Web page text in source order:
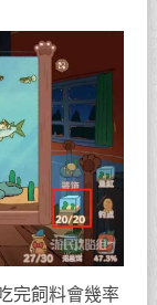
完飼料會幾率